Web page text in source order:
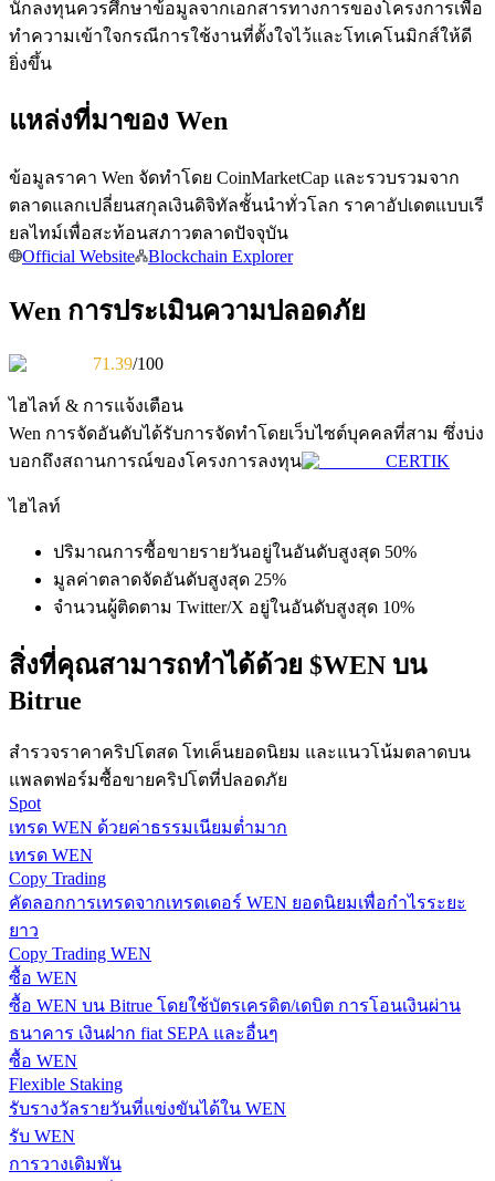
การวิเคราะห์ข้อมูลขนาดใหญ่ รวมถึงข้อมูลการค้า ฯลฯ
แนะนำ
กลยุทธ์การซื้อขาย
เรียนรู้วิธีการรักษาผลกำไร
ได้รับ
นักลงทุนควรศึกษาข้อมูลจากเอกสารทางการของโครงการเพื่อ
ทำความเข้าใจกรณีการใช้งานที่ตั้งใจไว้และโทเคโนมิกส์ให้ดี
ยิ่งขึ้น
แหล่งที่มาของ Wen
ข้อมูลราคา Wen จัดทำโดย CoinMarketCap และรวบรวมจาก
ตลาดแลกเปลี่ยนสกุลเงินดิจิทัลชั้นนำทั่วโลก ราคาอัปเดตแบบเรี
ยลไทม์เพื่อสะท้อนสภาวตลาดปัจจุบัน
Official Website
Blockchain Explorer
Wen การประเมินความปลอดภัย
71.39/100
ไฮไลท์ & การแจ้งเตือน
Wen การจัดอันดับได้รับการจัดทำโดยเว็บไซต์บุคคลที่สาม ซึ่งบ่ง
บอกถึงสถานการณ์ของโครงการลงทุน
CERTIK
ไฮไลท์
ปริมาณการซื้อขายรายวันอยู่ในอันดับสูงสุด 50%
มูลค่าตลาดจัดอันดับสูงสุด 25%
จำนวนผู้ติดตาม Twitter/X อยู่ในอันดับสูงสุด 10%
สิ่งที่คุณสามารถทำได้ด้วย $WEN บน
Bitrue
สำรวจราคาคริปโตสด โทเค็นยอดนิยม และแนวโน้มตลาดบน
แพลตฟอร์มซื้อขายคริปโตที่ปลอดภัย
Spot
เทรด WEN ด้วยค่าธรรมเนียมต่ำมาก
เทรด WEN
Copy Trading
คัดลอกการเทรดจากเทรดเดอร์ WEN ยอดนิยมเพื่อกำไรระยะ
ยาว
Copy Trading WEN
ซื้อ WEN
ซื้อ WEN บน Bitrue โดยใช้บัตรเครดิต/เดบิต การโอนเงินผ่าน
ธนาคาร เงินฝาก fiat SEPA และอื่นๆ
ซื้อ WEN
Flexible Staking
รับรางวัลรายวันที่แข่งขันได้ใน WEN
รับ WEN
การวางเดิมพัน